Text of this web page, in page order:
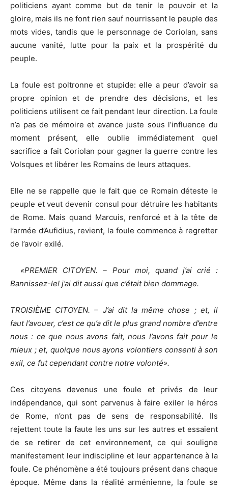
politiciens ayant comme but de tenir le pouvoir et la
gloire, mais ils ne font rien sauf nourrissent le peuple des
mots vides, tandis que le personnage de Coriolan, sans
aucune vanité, lutte pour la paix et la prospérité du
peuple.
La foule est poltronne et stupide: elle a peur d’avoir sa
propre opinion et de prendre des décisions, et les
politiciens utilisent ce fait pendant leur direction. La foule
n’a pas de mémoire et avance juste sous l’influence du
moment présent, elle oublie immédiatement quel
sacrifice a fait Coriolan pour gagner la guerre contre les
Volsques et libérer les Romains de leurs attaques.
Elle ne se rappelle que le fait que ce Romain déteste le
peuple et veut devenir consul pour détruire les habitants
de Rome. Mais quand Marcuis, renforcé et à la tête de
l’armée d’Aufidius, revient, la foule commence à regretter
de l’avoir exilé.
«PREMIER CITOYEN. – Pour moi, quand j’ai crié :
Bannissez-le! j’ai dit aussi que c’était bien dommage.
TROISIÈME CITOYEN. – J’ai dit la même chose ; et, il
faut l’avouer, c’est ce qu’a dit le plus grand nombre d’entre
nous : ce que nous avons fait, nous l’avons fait pour le
mieux ; et, quoique nous ayons volontiers consenti à son
exil, ce fut cependant contre notre volonté».
Ces citoyens devenus une foule et privés de leur
indépendance, qui sont parvenus à faire exiler le héros
de Rome, n’ont pas de sens de responsabilité. Ils
rejettent toute la faute les uns sur les autres et essaient
de se retirer de cet environnement, ce qui souligne
manifestement leur indiscipline et leur appartenance à la
foule. Ce phénomène a été toujours présent dans chaque
époque. Même dans la réalité arménienne, la foule se